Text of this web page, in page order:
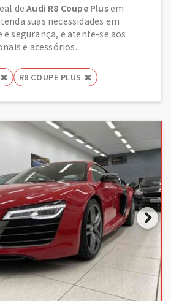
deAudi R8 Coupe Plusem
suas necessidades em
segurança, e atente-se aos
e acessórios.
R8 COUPE PLUS